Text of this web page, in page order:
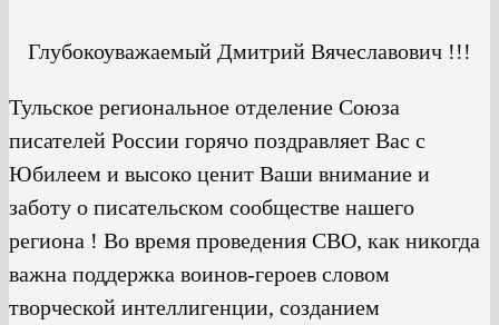
Глубокоуважаемый Дмитрий Вячеславович !!!
Тульское региональное отделение Союза
писателей России горячо поздравляет Вас с
Юбилеем и высоко ценит Ваши внимание и
заботу о писательском сообществе нашего
региона ! Во время проведения СВО, как никогда
важна поддержка воинов-героев словом
творческой интеллигенции, созданием